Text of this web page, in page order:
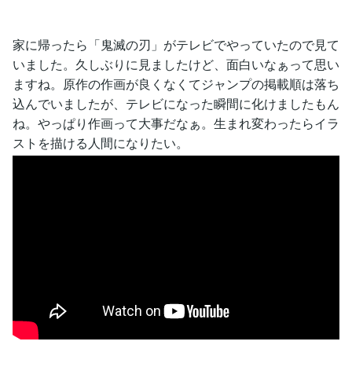
家に帰ったら「鬼滅の刃」がテレビでやっていたので見て
いました。久しぶりに見ましたけど、面白いなぁって思い
ますね。原作の作画が良くなくてジャンプの掲載順は落ち
込んでいましたが、テレビになった瞬間に化けましたもん
ね。やっぱり作画って大事だなぁ。生まれ変わったらイラ
ストを描ける人間になりたい。